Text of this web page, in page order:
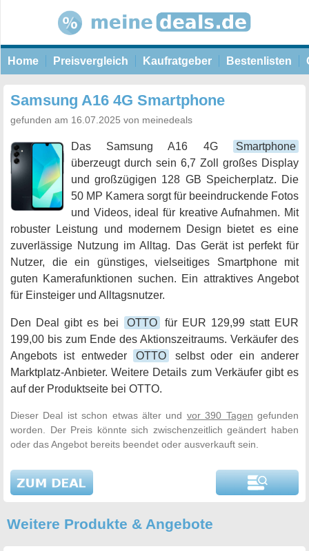
Home Preisvergleich Kaufratgeber Bestenlisten
Samsung A16 4G Smartphone
gefunden am 16.07.2025 von meinedeals
Das Samsung A16 4G
Smartphone
überzeugt durch sein 6,7 Zoll großes Display
und großzügigen 128 GB Speicherplatz. Die
50 MP Kamera sorgt für beeindruckende Fotos
und Videos, ideal für kreative Aufnahmen. Mit
robuster Leistung und modernem Design bietet es eine
zuverlässige Nutzung im Alltag. Das Gerät ist perfekt für
Nutzer, die ein günstiges, vielseitiges Smartphone mit
guten Kamerafunktionen suchen. Ein attraktives Angebot
für Einsteiger und Alltagsnutzer.
Den Deal gibt es bei OTTO
für EUR 129,99 statt EUR
199,00 bis zum Ende des Aktionszeitraums. Verkäufer des
Angebots ist entweder
OTTO
selbst oder ein anderer
Marktplatz-Anbieter. Weitere Details zum Verkäufer gibt es
auf der Produktseite bei OTTO.
Dieser Deal ist schon etwas älter und vor 390 Tagen gefunden
worden. Der Preis könnte sich zwischenzeitlich geändert haben
oder das Angebot bereits beendet oder ausverkauft sein.
Weitere Produkte & Angebote